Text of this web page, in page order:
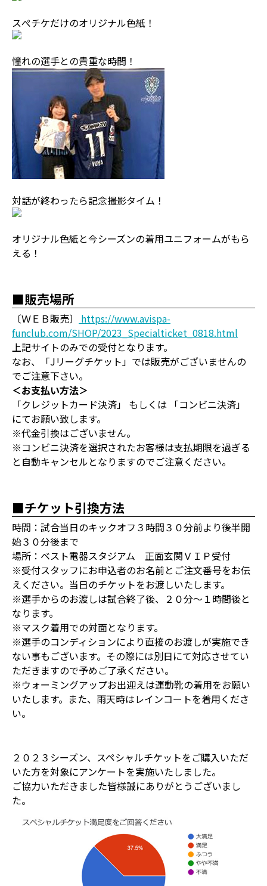
スぺチケだけのオリジナル色紙！
憧れの選手との貴重な時間！
対話が終わったら記念撮影タイム！
オリジナル色紙と今シーズンの着用ユニフォームがもら
える！
■販売場所
〔ＷＥＢ販売〕
https://www.avispa-
funclub.com/SHOP/2023_Specialticket_0818.html
上記サイトのみでの受付となります。
なお、「Jリーグチケット」では販売がございませんの
でご注意下さい。
＜お支払い方法＞
「クレジットカード決済」 もしくは 「コンビニ決済」
にてお願い致します。
※代金引換はございません。
※コンビニ決済を選択されたお客様は支払期限を過ぎる
と自動キャンセルとなりますのでご注意ください。
■チケット引換方法
時間：試合当日のキックオフ３時間３０分前より後半開
始３０分後まで
場所：ベスト電器スタジアム 正面玄関ＶＩＰ受付
※受付スタッフにお申込者のお名前とご注文番号をお伝
えください。当日のチケットをお渡しいたします。
※選手からのお渡しは試合終了後、２０分～１時間後と
なります。
※マスク着用での対面となります。
※選手のコンディションにより直接のお渡しが実施でき
ない事もございます。その際には別日にて対応させてい
ただきますので予めご了承ください。
※ウォーミングアップお出迎えは運動靴の着用をお願い
いたします。また、雨天時はレインコートを着用くださ
い。
２０２３シーズン、スペシャルチケットをご購入いただ
いた方を対象にアンケートを実施いたしました。
ご協力いただきました皆様誠にありがとうございまし
た。